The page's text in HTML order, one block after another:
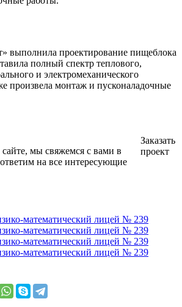
выполнила проектирование пищеблока
полный спектр теплового,
и электромеханического
произвела монтаж и пусконаладочные
мы свяжемся с вами в
на все интересующие
Заказать
проект